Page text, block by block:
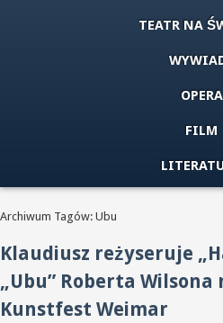
TEATR NA
OPERA
FILM
Archiwum Tagów: Ubu
Klaudiusz reżyseruje
„Ubu” Roberta Wilsona
Kunstfest Weimar